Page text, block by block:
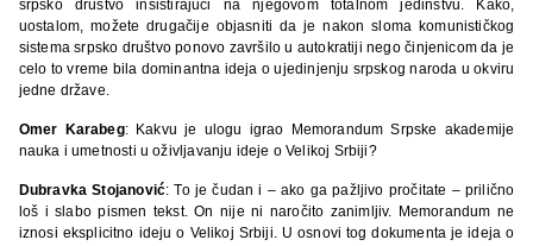
srpsko društvo insistirajući na njegovom totalnom jedinstvu. Kako,
uostalom, možete drugačije objasniti da je nakon sloma komunističkog
sistema srpsko društvo ponovo završilo u autokratiji nego činjenicom da je
celo to vreme bila dominantna ideja o ujedinjenju srpskog naroda u okviru
jedne države.
Omer Karabeg: Kakvu je ulogu igrao Memorandum Srpske akademije
nauka i umetnosti u oživljavanju ideje o Velikoj Srbiji?
Dubravka Stojanović: To je čudan i – ako ga pažljivo pročitate – prilično
loš i slabo pismen tekst. On nije ni naročito zanimljiv. Memorandum ne
iznosi eksplicitno ideju o Velikoj Srbiji. U osnovi tog dokumenta je ideja o